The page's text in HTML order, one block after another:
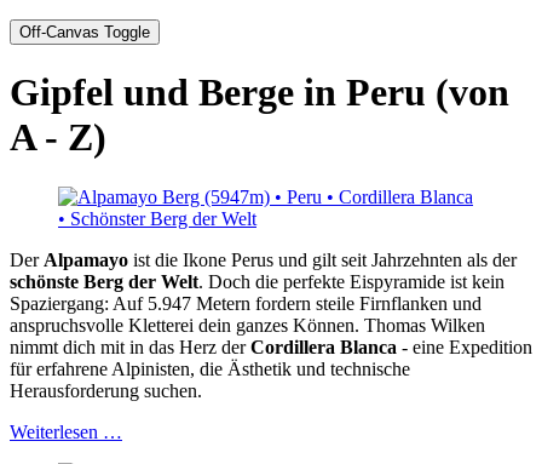
Off-Canvas Toggle
Gipfel und Berge in Peru (von
A - Z)
Der Alpamayo ist die Ikone Perus und gilt seit Jahrzehnten als der
schönste Berg der Welt. Doch die perfekte Eispyramide ist kein
Spaziergang: Auf 5.947 Metern fordern steile Firnflanken und
anspruchsvolle Kletterei dein ganzes Können. Thomas Wilken
nimmt dich mit in das Herz derCordillera Blanca - eine Expedition
für erfahrene Alpinisten, die Ästhetik und technische
Herausforderung suchen.
Weiterlesen …